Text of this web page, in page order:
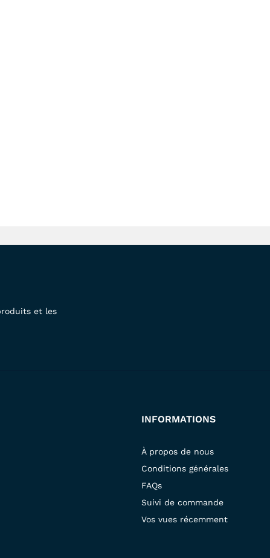
et les
INFORMATIONS
À propos de nous
Conditions générales
FAQs
Suivi de commande
Vos vues récemment